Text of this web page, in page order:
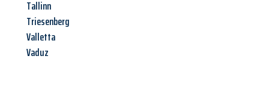
Tallinn
Triesenberg
Valletta
Vaduz